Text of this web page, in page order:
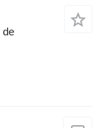
de